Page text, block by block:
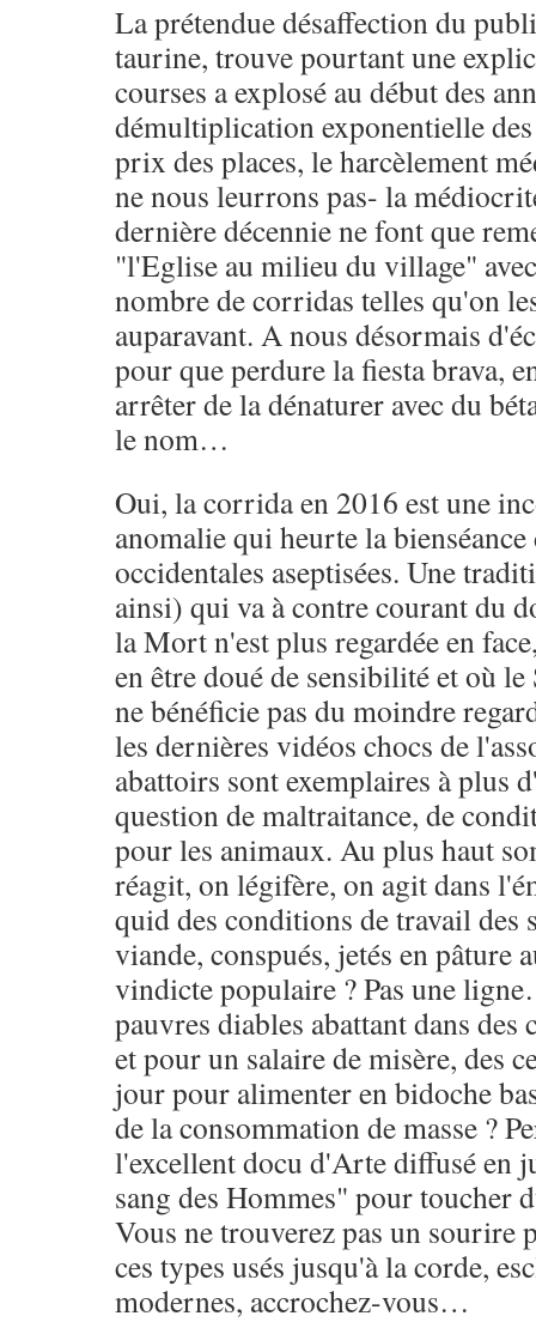
La prétendue désaffection du
taurine, trouve pourtant une
courses a explosé au début des
démultiplication exponentielle
prix des places, le harcèlement
ne nous leurrons pas- la
dernière décennie ne font que
"l'Eglise au milieu du village"
nombre de corridas telles qu'on
auparavant. A nous désormais
pour que perdure la fiesta brava,
arrêter de la dénaturer avec du
le nom…
Oui, la corrida en 2016 est une
anomalie qui heurte la bienséance
occidentales aseptisées. Une
ainsi) qui va à contre courant du
la Mort n'est plus regardée en
en être doué de sensibilité et où
ne bénéficie pas du moindre
les dernières vidéos chocs de
abattoirs sont exemplaires à plus
question de maltraitance, de
pour les animaux. Au plus haut
réagit, on légifère, on agit dans
quid des conditions de travail des
viande, conspués, jetés en pâture
vindicte populaire ? Pas une
pauvres diables abattant dans
et pour un salaire de misère, des
jour pour alimenter en bidoche
de la consommation de masse ?
l'excellent docu d'Arte diffusé en
sang des Hommes" pour toucher
Vous ne trouverez pas un sourire
ces types usés jusqu'à la corde,
modernes, accrochez-vous…